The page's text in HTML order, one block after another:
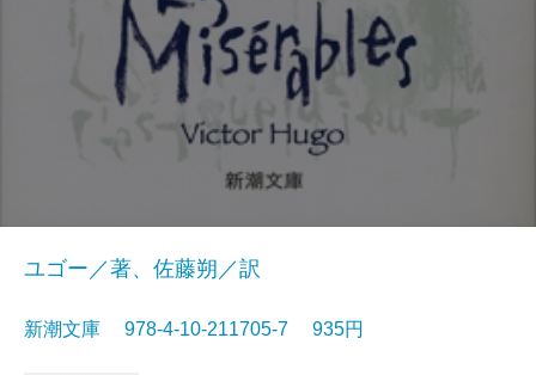
ユゴー／著、佐藤朔／訳
新潮文庫 978-4-10-211705-7 935円